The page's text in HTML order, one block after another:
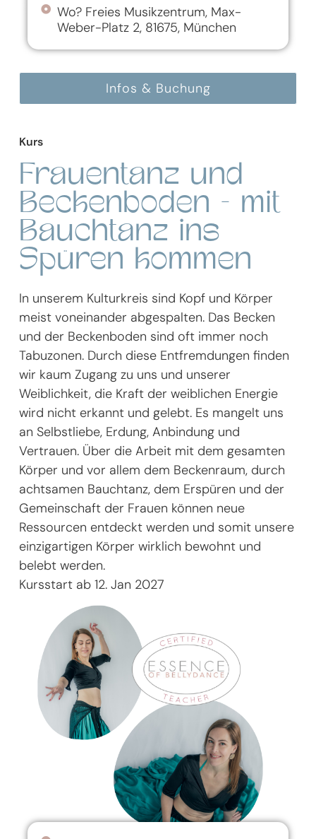
Wo? Freies Musikzentrum, Max-
Weber-Platz 2, 81675, München
Infos & Buchung
Kurs
Frauentanz und
Beckenboden - mit
Bauchtanz ins
Spüren kommen
In unserem Kulturkreis sind Kopf und Körper
meist voneinander abgespalten. Das Becken
und der Beckenboden sind oft immer noch
Tabuzonen. Durch diese Entfremdungen finden
wir kaum Zugang zu uns und unserer
Weiblichkeit, die Kraft der weiblichen Energie
wird nicht erkannt und gelebt. Es mangelt uns
an Selbstliebe, Erdung, Anbindung und
Vertrauen. Über die Arbeit mit dem gesamten
Körper und vor allem dem Beckenraum, durch
achtsamen Bauchtanz, dem Erspüren und der
Gemeinschaft der Frauen können neue
Ressourcen entdeckt werden und somit unsere
einzigartigen Körper wirklich bewohnt und
belebt werden.
Kursstart ab 12. Jan 2027